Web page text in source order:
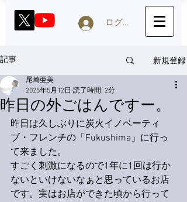
ログイン
記事 新規登録
昨日の外ごはんですー。
尾崎亜美
2025年5月12日 読了時間: 2分
昨日は久しぶりに炭火イノベーティ
ブ・フレンチの「Fukushima」に行っ
て来ました。
すごく刺激になるので1年に1回は行か
ないといけないなぁと思っているお店
です。実はお店ができた頃から行って